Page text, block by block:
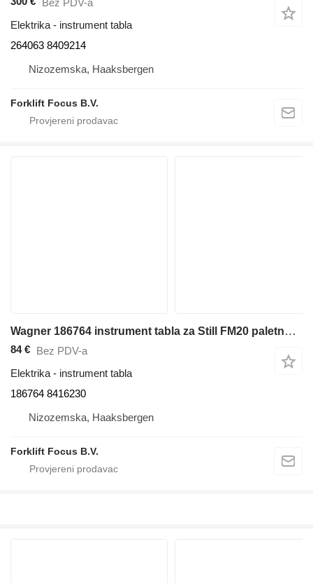
Elektrika - instrument tabla
264063 8409214
Nizozemska, Haaksbergen
Forklift Focus B.V.
Wagner 186764 instrument tabla za Still FM20 paletnog viljuškara
84 € Bez PDV-a
Elektrika - instrument tabla
186764 8416230
Nizozemska, Haaksbergen
Forklift Focus B.V.